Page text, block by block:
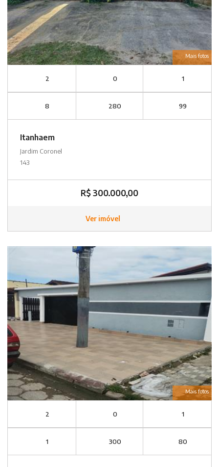
Mais fotos
2 0 1
8 280 99
Itanhaem
Jardim Coronel
143
R$ 300.000,00
Ver imóvel
Mais fotos
2 0 1
1 300 80